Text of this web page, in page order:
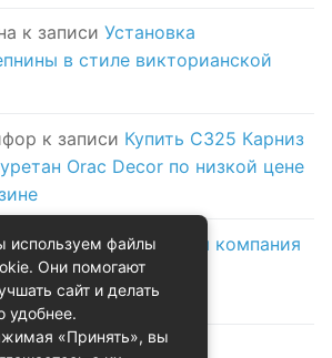
к записи Установка
в стиле викторианской
к записи Купить C325 Карниз
Orac Decor по низкой цене
записиЛогистическая компания
надежность и
первом месте
используем файлы
Они помогают
сайт и делать
удобнее.
«Принять», вы